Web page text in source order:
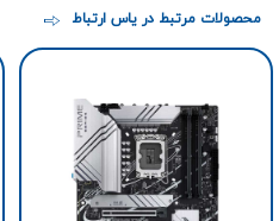
محصولات مرتبط در یاس ارتباط